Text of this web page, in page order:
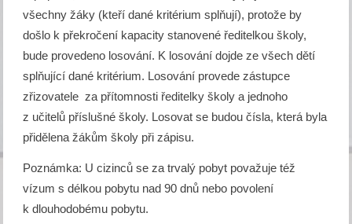
všechny žáky (kteří dané kritérium splňují), protože by
došlo k překročení kapacity stanovené ředitelkou školy,
bude provedeno losování. K losování dojde ze všech dětí
splňující dané kritérium. Losování provede zástupce
zřizovatele za přítomnosti ředitelky školy a jednoho
z učitelů příslušné školy. Losovat se budou čísla, která byla
přidělena žákům školy při zápisu.
Poznámka: U cizinců se za trvalý pobyt považuje též
vízum s délkou pobytu nad 90 dnů nebo povolení
k dlouhodobému pobytu.